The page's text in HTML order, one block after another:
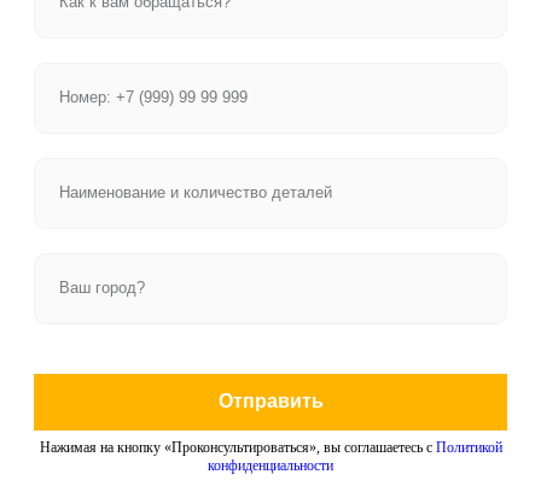
Отправить
Нажимая на кнопку «Проконсультироваться», вы соглашаетесь с Политикой
конфиденциальности